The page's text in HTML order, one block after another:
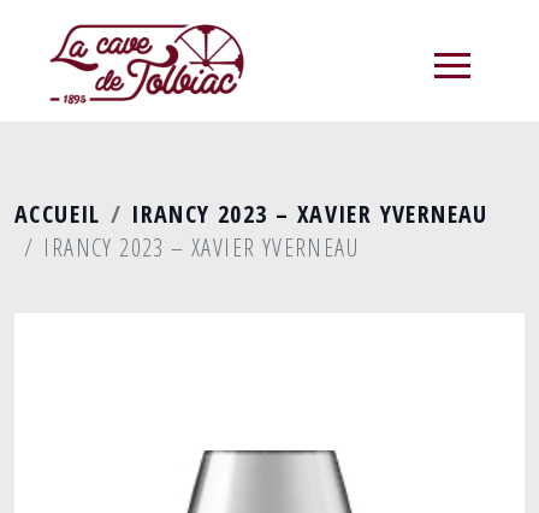
ACCUEIL
IRANCY 2023 – XAVIER YVERNEAU
IRANCY 2023 – XAVIER YVERNEAU